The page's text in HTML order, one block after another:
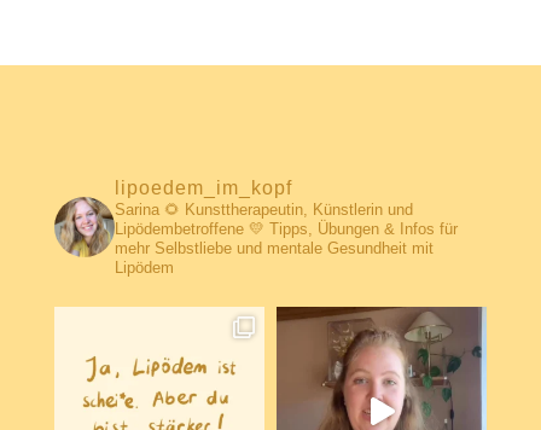
lipoedem_im_kopf
Sarina 🌻 Kunsttherapeutin, Künstlerin und
Lipödembetroffene 💛 Tipps, Übungen & Infos für
mehr Selbstliebe und mentale Gesundheit mit
Lipödem